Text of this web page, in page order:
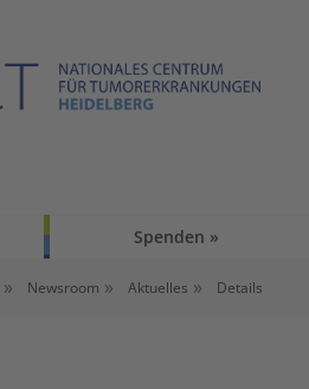
Spenden
Newsroom Aktuelles Details